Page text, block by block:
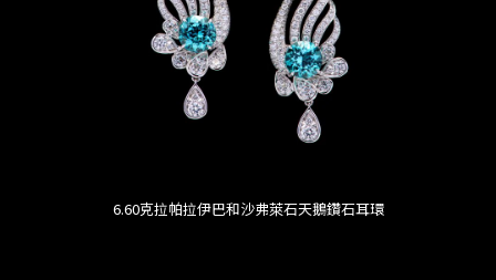
6.60克拉帕拉伊巴和沙弗萊石天鵝鑽石耳環